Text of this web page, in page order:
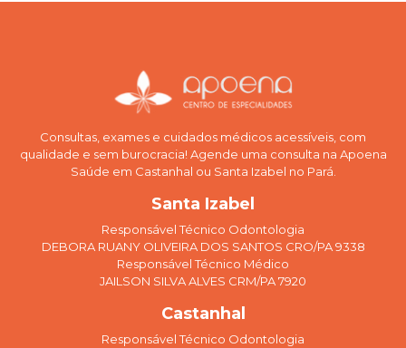
Consultas, exames e cuidados médicos acessíveis, com
qualidade e sem burocracia! Agende uma consulta na Apoena
Saúde em Castanhal ou Santa Izabel no Pará.
Santa Izabel
Responsável Técnico Odontologia
DEBORA RUANY OLIVEIRA DOS SANTOS CRO/PA 9338
Responsável Técnico Médico
JAILSON SILVA ALVES CRM/PA 7920
Castanhal
Responsável Técnico Odontologia